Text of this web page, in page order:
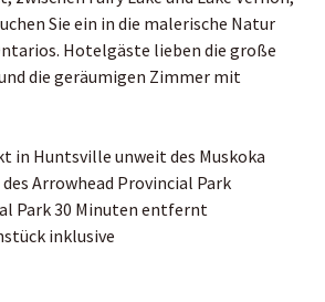
Sie ein in die malerische Natur
Hotelgäste lieben die große
die geräumigen Zimmer mit
in Huntsville unweit des Muskoka
Arrowhead Provincial Park
Park 30 Minuten entfernt
inklusive